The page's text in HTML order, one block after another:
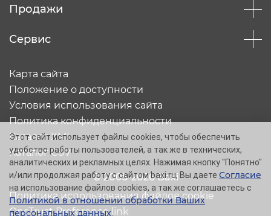
Продажи
Сервис
© 2005-2026 Baxi
Карта сайта
Положение о доступности
Условия использования сайта
Политика конфиденциальности
Каталог XML
Каталог CSV
Политика использования файлов cookie
OneTrust Preference link
Этот сайт использует файлы cookies, чтобы обеспечить
удобство работы пользователей, а так же в технических,
аналитических и рекламных целях. Нажимая кнопку "Понятно"
и/или продолжая работу с сайтом baxi.ru, Вы даете Согласие
на использование файлов cookies, а так же соглашаетесь с
Политикой в отношении обработки Ваших
персональных данных.